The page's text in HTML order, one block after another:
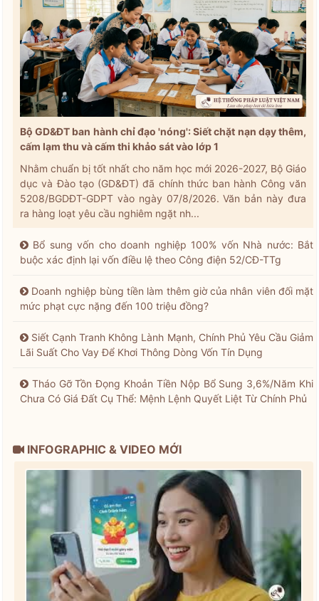
Bộ GD&ĐT ban hành chỉ đạo 'nóng': Siết chặt nạn dạy thêm,
cấm lạm thu và cấm thi khảo sát vào lớp 1
Nhằm chuẩn bị tốt nhất cho năm học mới 2026-2027, Bộ Giáo
dục và Đào tạo (GD&ĐT) đã chính thức ban hành Công văn
5208/BGDĐT-GDPT vào ngày 07/8/2026. Văn bản này đưa
ra hàng loạt yêu cầu nghiêm ngặt nh...
Bổ sung vốn cho doanh nghiệp 100% vốn Nhà nước: Bắt
buộc xác định lại vốn điều lệ theo Công điện 52/CĐ-TTg
Doanh nghiệp bùng tiền làm thêm giờ của nhân viên đối mặt
mức phạt cực nặng đến 100 triệu đồng?
Siết Cạnh Tranh Không Lành Mạnh, Chính Phủ Yêu Cầu Giảm
Lãi Suất Cho Vay Để Khơi Thông Dòng Vốn Tín Dụng
Tháo Gỡ Tồn Đọng Khoản Tiền Nộp Bổ Sung 3,6%/Năm Khi
Chưa Có Giá Đất Cụ Thể: Mệnh Lệnh Quyết Liệt Từ Chính Phủ
INFOGRAPHIC & VIDEO MỚI